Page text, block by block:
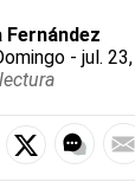
Fernández
- jul.